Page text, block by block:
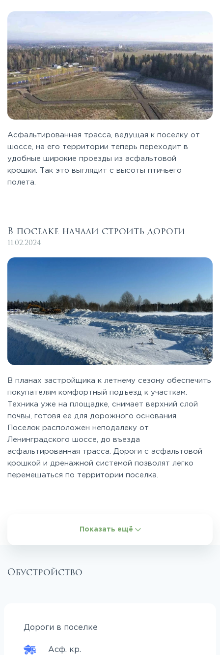
Асфальтированная трасса, ведущая к поселку от
шоссе, на его территории теперь переходит в
удобные широкие проезды из асфальтовой
крошки. Так это выглядит с высоты птичьего
полета.
В поселке начали строить дороги
11.02.2024
В планах застройщика к летнему сезону обеспечить
покупателям комфортный подъезд к участкам.
Техника уже на площадке, снимает верхний слой
почвы, готовя ее для дорожного основания.
Поселок расположен неподалеку от
Ленинградского шоссе, до въезда
асфальтированная трасса. Дороги с асфальтовой
крошкой и дренажной системой позволят легко
перемещаться по территории поселка.
Показать ещё
Обустройство
Дороги в поселке
Асф. кр.